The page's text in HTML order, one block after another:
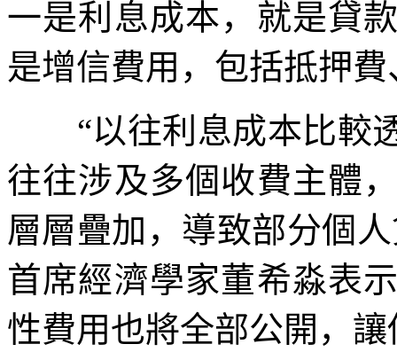
一是利息成本，就是貸
是增信費用，包括抵押
“以往利息成本比較透
往往涉及多個收費主體
層層疊加，導致部分個
首席經濟學家董希淼表
性費用也將全部公開，